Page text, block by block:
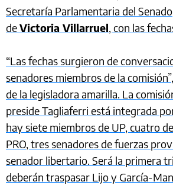
Secretaría Parlamentaria del
deVictoria Villarruel, con las
“Las fechas surgieron de
senadores miembros de la
de la legisladora amarilla. La
preside Tagliaferri está integrada
hay siete miembros de UP, cuatro
PRO, tres senadores de fuerzas
senador libertario. Será la primera
deberán traspasar Lijo y García-